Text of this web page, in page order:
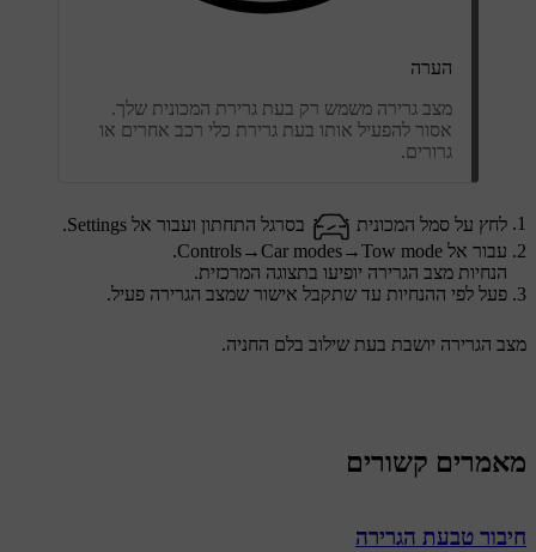
הערה
מצב גרירה משמש רק בעת גרירת המכונית שלך.
אסור להפעיל אותו בעת גרירת כלי רכב אחרים או
גרורים.
לחץ על סמל המכונית בסרגל התחתון ועבור אל Settings
.
עבור אל
Controls→Car modes→Tow mode
.
הנחיות מצב הגרירה יופיעו בתצוגה המרכזית.
פעל לפי ההנחיות עד שתקבל אישור שמצב הגרירה פעיל.
מצב הגרירה יושבת בעת שילוב בלם החניה.
מאמרים קשורים
חיבור טבעת הגרירה